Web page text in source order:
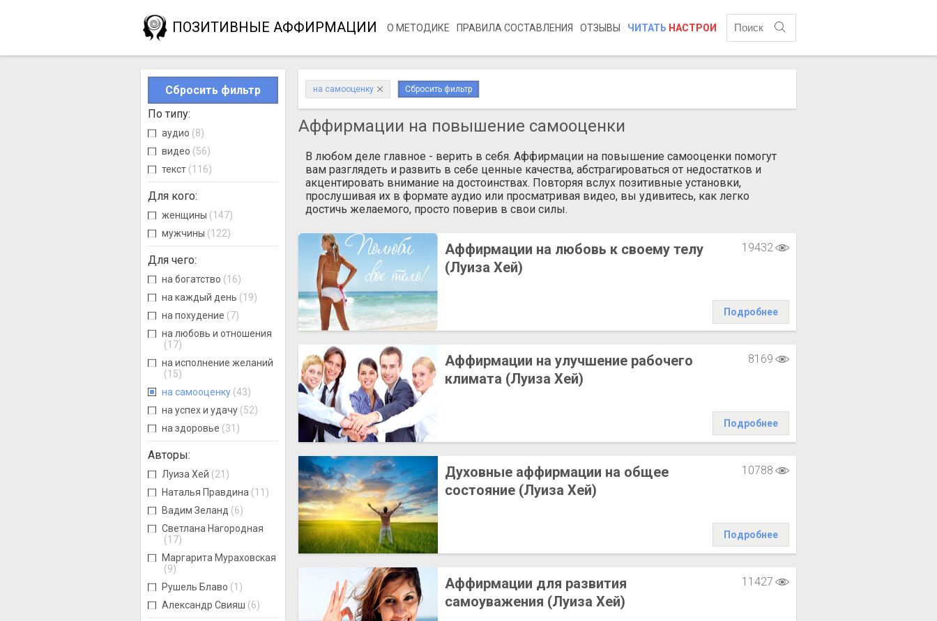
ПОЗИТИВНЫЕ АФФИРМАЦИИ О МЕТОДИКЕ ПРАВИЛА СОСТАВЛЕНИЯ ОТЗЫВЫ ЧИТАТЬ НАСТРОИ
Сбросить фильтр
По типу:
аудио (8)
видео (56)
текст (116)
Для кого:
женщины (147)
мужчины (122)
Для чего:
на богатство (16)
на каждый день (19)
на похудение (7)
на любовь и отношения
(17)
на исполнение желаний
(15)
на самооценку (43)
на успех и удачу (52)
на здоровье (31)
Авторы:
Луиза Хей (21)
Наталья Правдина (11)
Вадим Зеланд (6)
Светлана Нагородная
(17)
Маргарита Мураховская
(9)
Рушель Блаво (1)
Александр Свияш (6)
на самооценку Сбросить фильтр
Аффирмации на повышение самооценки
В любом деле главное - верить в себя. Аффирмации на повышение самооценки помогут
вам разглядеть и развить в себе ценные качества, абстрагироваться от недостатков и
акцентировать внимание на достоинствах. Повторяя вслух позитивные установки,
прослушивая их в формате аудио или просматривая видео, вы удивитесь, как легко
достичь желаемого, просто поверив в свои силы.
Аффирмации на любовь к своему телу
(Луиза Хей)
19432
Подробнее
Аффирмации на улучшение рабочего
климата (Луиза Хей)
8169
Подробнее
Духовные аффирмации на общее
состояние (Луиза Хей)
10788
Подробнее
Аффирмации для развития
самоуважения (Луиза Хей)
11427